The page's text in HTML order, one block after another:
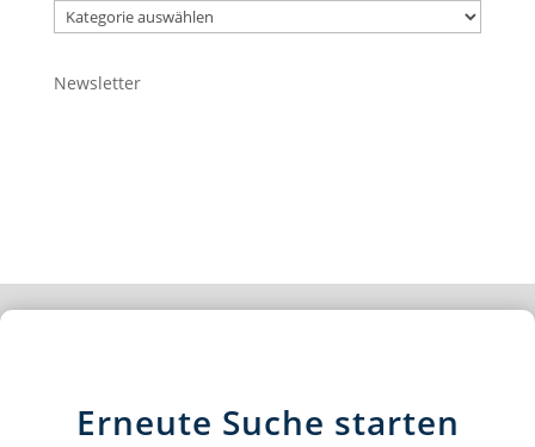
Newsletter
Erneute Suche starten